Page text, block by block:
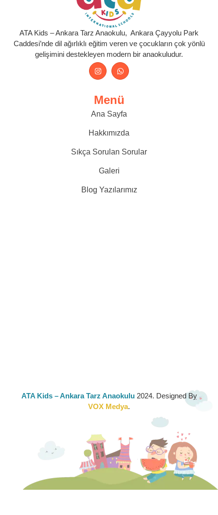
ATA Kids – Ankara Tarz Anaokulu, Ankara Çayyolu Park
Caddesi’nde dil ağırlıklı eğitim veren ve çocukların çok yönlü
gelişimini destekleyen modern bir anaokuludur.
Menü
Ana Sayfa
Hakkımızda
Sıkça Sorulan Sorular
Galeri
Blog Yazılarımız
ATA Kids – Ankara Tarz Anaokulu2024. Designed By
VOX Medya.